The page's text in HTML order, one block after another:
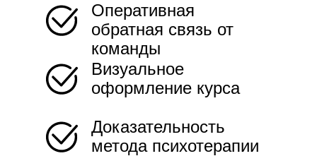
Оперативная
обратная связь от
команды
Визуальное
оформление курса
Доказательность
метода психотерапии